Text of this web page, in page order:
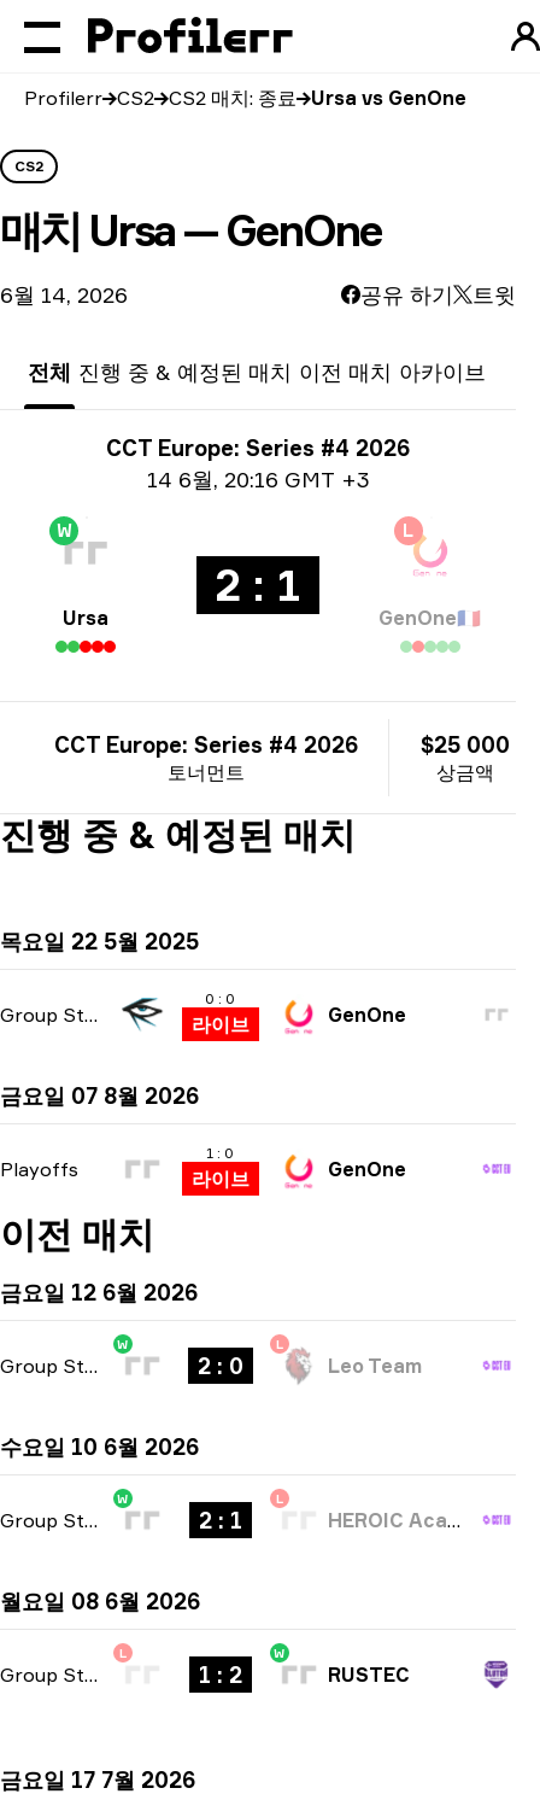
Profilerr CS2 CS2 매치: 종료 Ursa vs GenOne
CS2
매치 Ursa — GenOne
6월 14, 2026 공유 하기 트윗
전체 진행 중 & 예정된 매치 이전 매치 아카이브
토너먼트 정보CCT Europe: Series #4 2026
14 6월, 20:16 GMT +3
W
Ursa
2 : 1
L
GenOne🇫🇷
토너먼트
CCT Europe: Series #4 2026
상금액
$25 000
진행 중 & 예정된 매치
목요일 22 5월 2025
Group Stage
0 : 0
라이브 GenOne
금요일 07 8월 2026
Playoffs
1 : 0
라이브 GenOne
이전 매치
금요일 12 6월 2026
Group Stage -bo3
W
2 : 0
L
Leo Team
수요일 10 6월 2026
Group Stage -bo3
W
2 : 1
L
HEROIC Academy
월요일 08 6월 2026
Group Stage
L
1 : 2
W
RUSTEC
금요일 17 7월 2026